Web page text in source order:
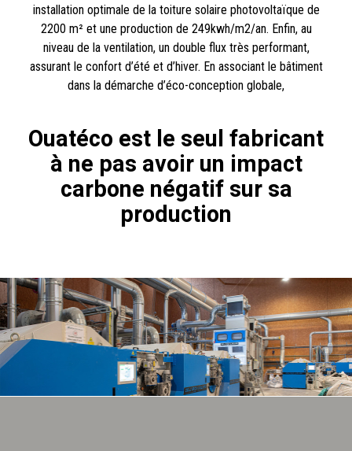
Ouatéco est le seul fabricant
à ne pas avoir un impact
carbone négatif sur sa
production
installation optimale de la toiture solaire photovoltaïque de
2200 m² et une production de 249kwh/m2/an. Enfin, au
niveau de la ventilation, un double flux très performant,
assurant le confort d’été et d’hiver. En associant le bâtiment
dans la démarche d’éco-conception globale,